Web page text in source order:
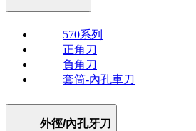
570系列
正角刀
負角刀
套筒-內孔車刀
外徑/內孔牙刀